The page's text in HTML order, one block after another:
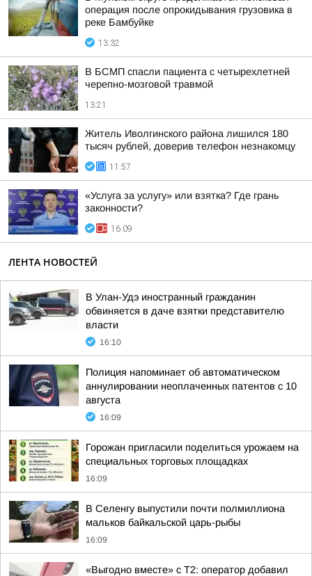
операция после опрокидывания грузовика в
реке Бамбуйке
13:32
В БСМП спасли пациента с четырехлетней
черепно-мозговой травмой
13:21
Житель Иволгинского района лишился 180
тысяч рублей, доверив телефон незнакомцу
11:57
«Услуга за услугу» или взятка? Где грань
законности?
16:09
ЛЕНТА НОВОСТЕЙ
В Улан-Удэ иностранный гражданин
обвиняется в даче взятки представителю
власти
16:10
Полиция напоминает об автоматическом
аннулировании неоплаченных патентов с 10
августа
16:09
Горожан пригласили поделиться урожаем на
специальных торговых площадках
16:09
В Селенгу выпустили почти полмиллиона
мальков байкальской царь-рыбы
16:09
«Выгодно вместе» с Т2: оператор добавил